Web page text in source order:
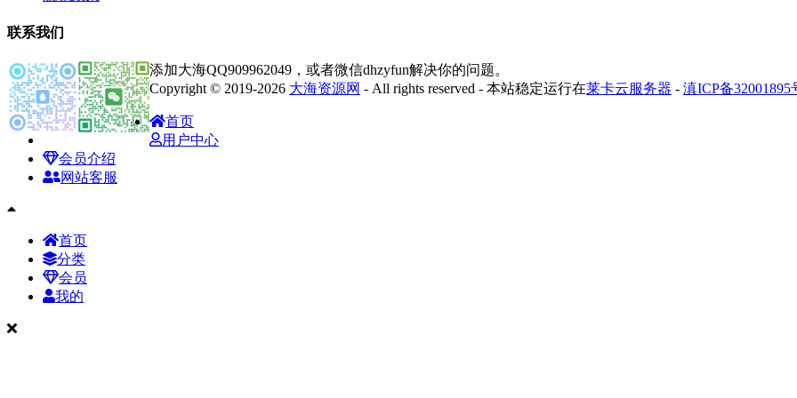
联系我们
添加大海QQ909962049，或者微信dhzyfun解决你的问题。
Copyright © 2019-2026 大海资源网 - All rights reserved - 本站稳定运行在莱卡云服务器 - 滇ICP备32001895
首页
用户中心
会员介绍
网站客服
首页
分类
会员
我的